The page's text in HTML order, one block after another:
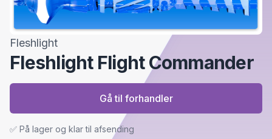
Fleshlight
Fleshlight Flight Commander
✅ På lager og klar til afsending
Gå til forhandler